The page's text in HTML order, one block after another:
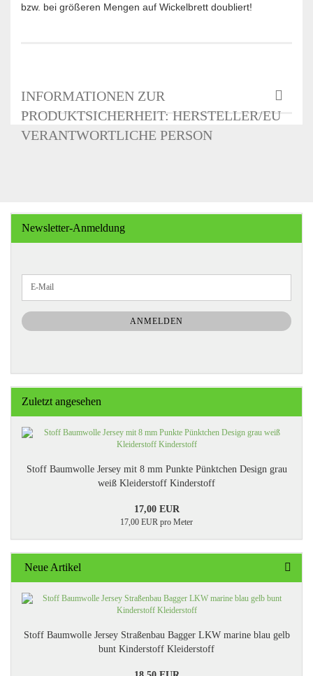
bzw. bei größeren Mengen auf Wickelbrett doubliert!
INFORMATIONEN ZUR
PRODUKTSICHERHEIT: HERSTELLER/EU
VERANTWORTLICHE PERSON
Newsletter-Anmeldung
ZUR
NEWSLETTER-
ANMELDUNG
E-
ANMELDEN
Zuletzt angesehen
Stoff Baumwolle Jersey mit 8 mm Punkte Pünktchen Design grau
weiß Kleiderstoff Kinderstoff
17,00 EUR
17,00 EUR pro Meter
Neue Artikel
Stoff Baumwolle Jersey Straßenbau Bagger LKW marine blau gelb
bunt Kinderstoff Kleiderstoff